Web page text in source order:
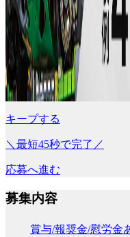
キープする
＼最短45秒で完了／
応募へ進む
募集内容
賞与/報奨金/慰労金